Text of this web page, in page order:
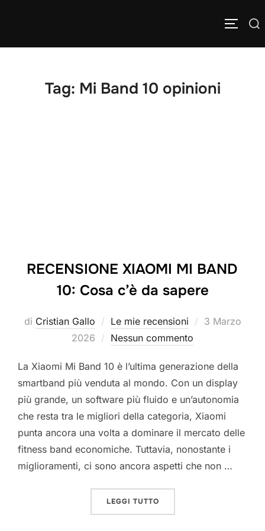
Cerca APRI/
Tag: Mi Band 10 opinioni
RECENSIONE XIAOMI MI BAND
10: Cosa c’è da sapere
di Cristian Gallo Le mie recensioni
Pubblicato
3 Marzo
2026
Nessun commento
La Xiaomi Mi Band 10 è l’ultima generazione della
smartband più venduta al mondo. Con un display
più grande, un software più fluido e un’autonomia
che resta tra le migliori della categoria, Xiaomi
punta ancora una volta a dominare il mercato delle
fitness band economiche. Tuttavia, nonostante i
miglioramenti, ci sono ancora aspetti che non …
LEGGI TUTTO“RECENSIONE XIAOMI MI